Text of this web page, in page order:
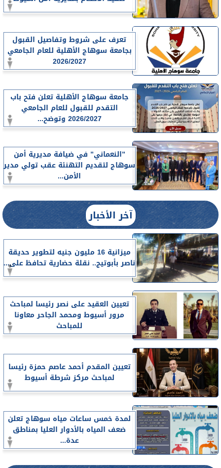
تعرف على شروط وتفاصيل القبول
بجامعة سوهاج الأهلية للعام الجامعي
2026/2027
جامعة سوهاج الأهلية تعلن فتح باب
التقدم للقبول للعام الجامعي
2026/2027 وتوضح...
”النعماني” في ضيافة مديرية أمن
سوهاج لتقديم التهنئة عقب تولي مدير
الأمن...
آخر الأخبار
ميزانية 16 مليون جنيه لتطوير حديقة
ناصر بأبوتيج.. نقلة حضارية تحافظ على...
تعيين العقيد على نصر رئيسا لمباحث
مرور أسيوط ومحمد الجاحر معاونا
للمباحث
تعيين المقدم أحمد عاصم حمزة رئيسا
لمباحث مركز شرطة أسيوط
لمدة خمس ساعات مياه سوهاج تعلن
ضعف المياه بالأدوار العليا بمناطق
عدة...